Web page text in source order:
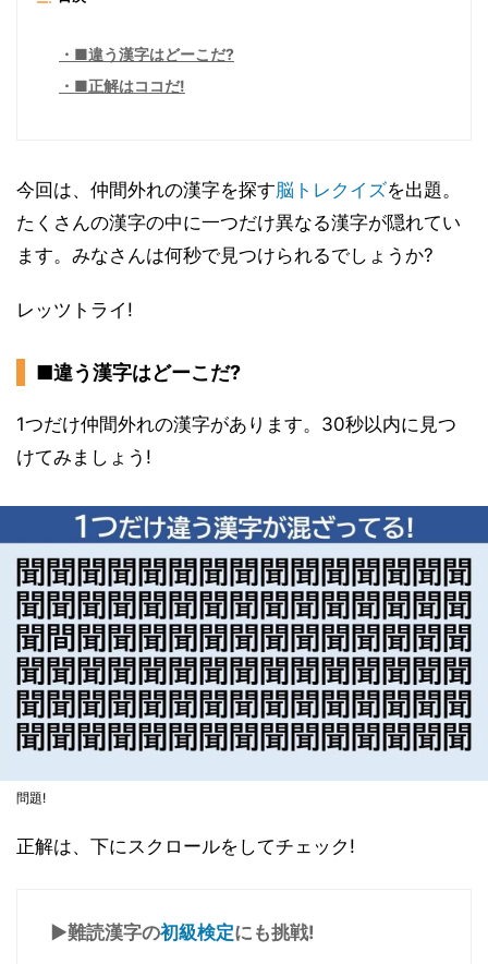
■違う漢字はどーこだ?
■正解はココだ!
今回は、仲間外れの漢字を探す脳トレ クイズを出題。
たくさんの漢字の中に一つだけ異なる漢字が隠れてい
ます。みなさんは何秒で見つけられるでしょうか?
レッツトライ!
■違う漢字はどーこだ?
1つだけ仲間外れの漢字があります。30秒以内に見つ
けてみましょう!
問題!
正解は、下にスクロールをしてチェック!
▶難読漢字の初級検定にも挑戦!